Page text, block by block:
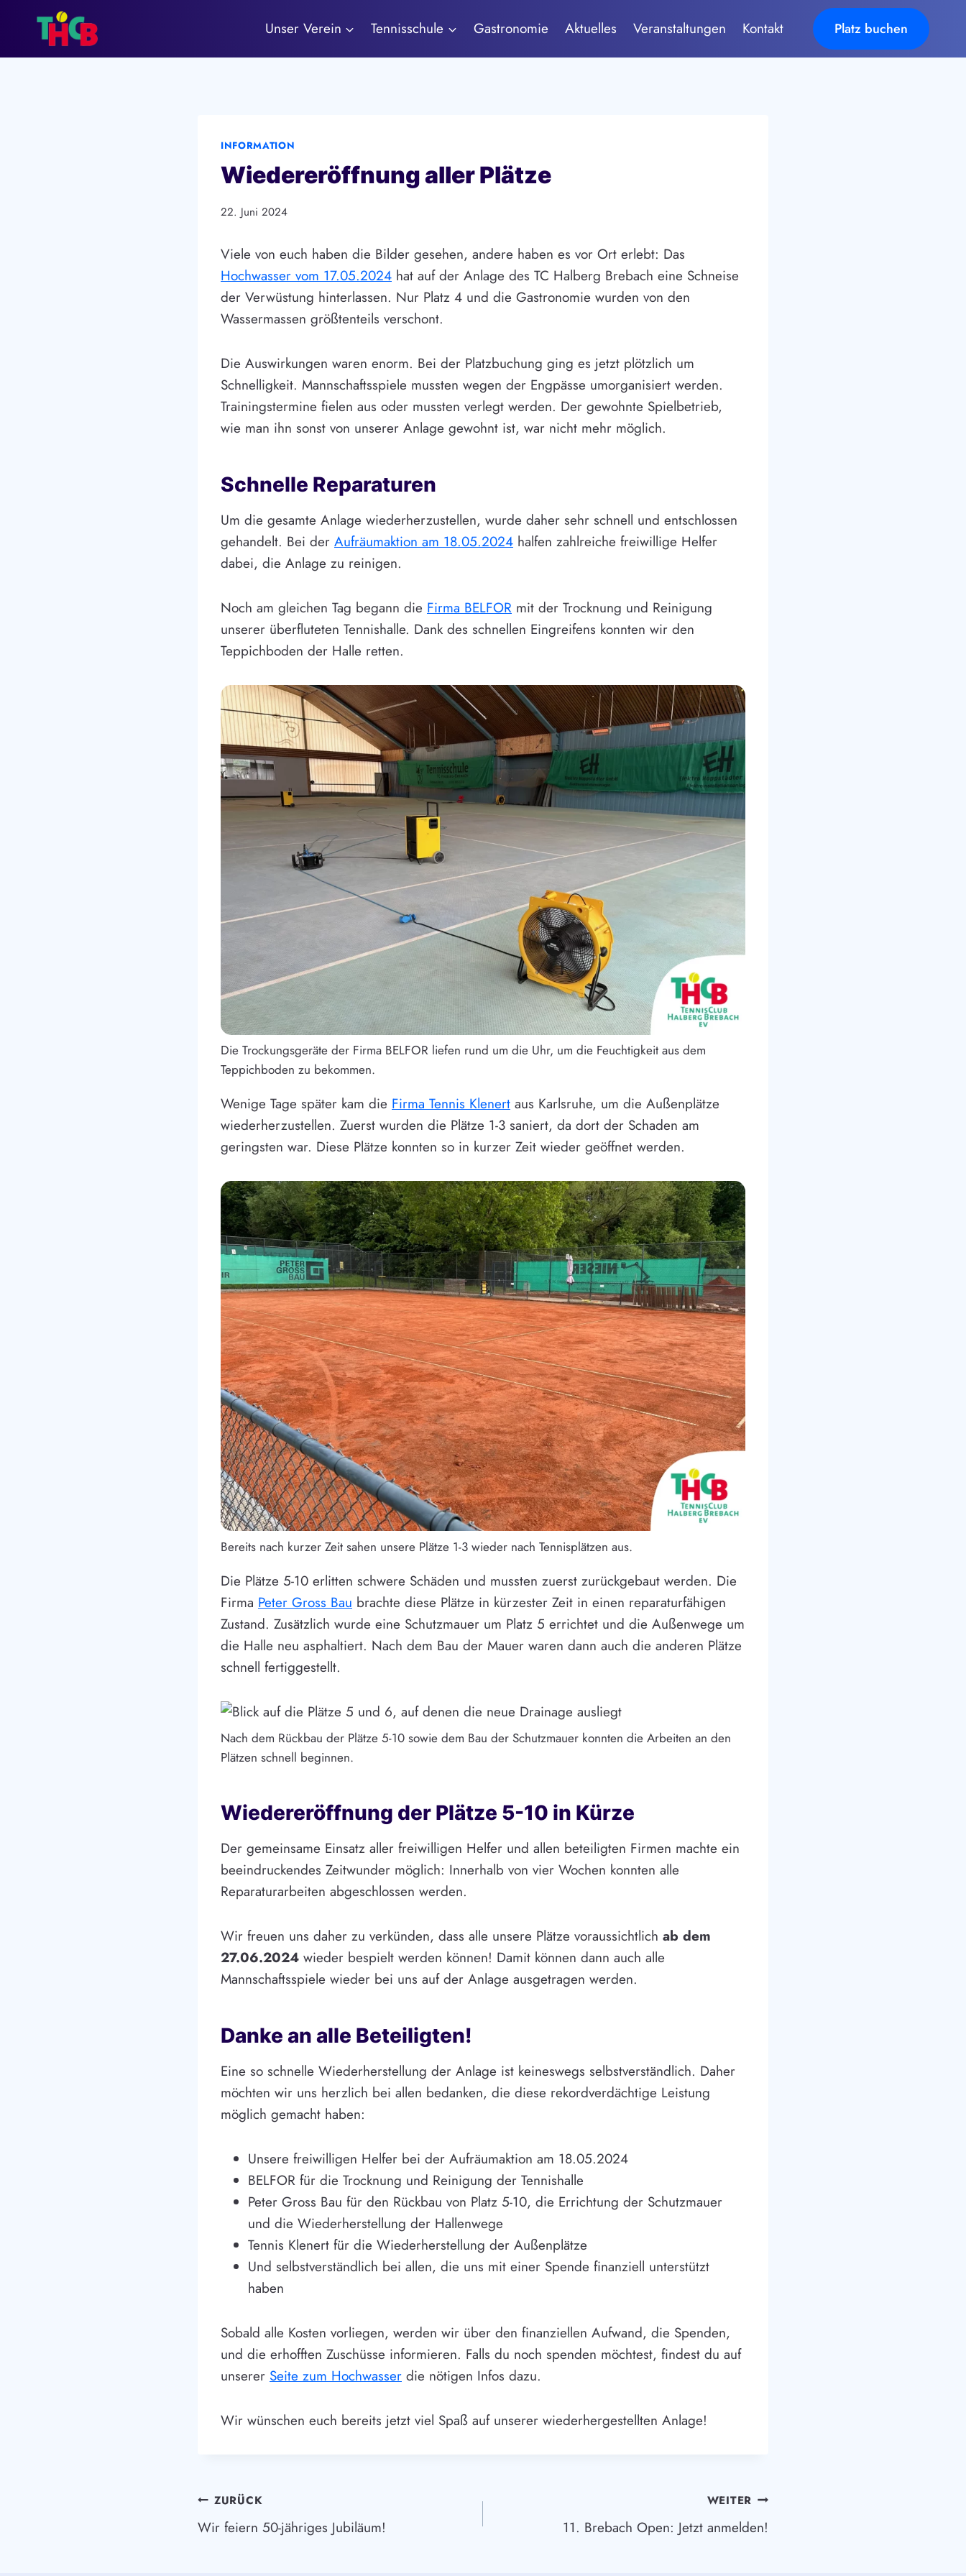
springen
Unser Verein Tennisschule Gastronomie Aktuelles Veranstaltungen Kontakt Platz buchen
INFORMATION
Wiedereröffnung aller Plätze
22. Juni 2024
Viele von euch haben die Bilder gesehen, andere haben es vor Ort erlebt: Das
Hochwasser vom 17.05.2024 hat auf der Anlage des TC Halberg Brebach eine Schneise
der Verwüstung hinterlassen. Nur Platz 4 und die Gastronomie wurden von den
Wassermassen größtenteils verschont.
Die Auswirkungen waren enorm. Bei der Platzbuchung ging es jetzt plötzlich um
Schnelligkeit. Mannschaftsspiele mussten wegen der Engpässe umorganisiert werden.
Trainingstermine fielen aus oder mussten verlegt werden. Der gewohnte Spielbetrieb,
wie man ihn sonst von unserer Anlage gewohnt ist, war nicht mehr möglich.
Schnelle Reparaturen
Um die gesamte Anlage wiederherzustellen, wurde daher sehr schnell und entschlossen
gehandelt. Bei der Aufräumaktion am 18.05.2024 halfen zahlreiche freiwillige Helfer
dabei, die Anlage zu reinigen.
Noch am gleichen Tag begann die Firma BELFOR mit der Trocknung und Reinigung
unserer überfluteten Tennishalle. Dank des schnellen Eingreifens konnten wir den
Teppichboden der Halle retten.
Die Trockungsgeräte der Firma BELFOR liefen rund um die Uhr, um die Feuchtigkeit aus dem
Teppichboden zu bekommen.
Wenige Tage später kam die Firma Tennis Klenert aus Karlsruhe, um die Außenplätze
wiederherzustellen. Zuerst wurden die Plätze 1-3 saniert, da dort der Schaden am
geringsten war. Diese Plätze konnten so in kurzer Zeit wieder geöffnet werden.
Bereits nach kurzer Zeit sahen unsere Plätze 1-3 wieder nach Tennisplätzen aus.
Die Plätze 5-10 erlitten schwere Schäden und mussten zuerst zurückgebaut werden. Die
Firma Peter Gross Bau brachte diese Plätze in kürzester Zeit in einen reparaturfähigen
Zustand. Zusätzlich wurde eine Schutzmauer um Platz 5 errichtet und die Außenwege um
die Halle neu asphaltiert. Nach dem Bau der Mauer waren dann auch die anderen Plätze
schnell fertiggestellt.
Nach dem Rückbau der Plätze 5-10 sowie dem Bau der Schutzmauer konnten die Arbeiten an den
Plätzen schnell beginnen.
Wiedereröffnung der Plätze 5-10 in Kürze
Der gemeinsame Einsatz aller freiwilligen Helfer und allen beteiligten Firmen machte ein
beeindruckendes Zeitwunder möglich: Innerhalb von vier Wochen konnten alle
Reparaturarbeiten abgeschlossen werden.
Wir freuen uns daher zu verkünden, dass alle unsere Plätze voraussichtlich ab dem
27.06.2024 wieder bespielt werden können! Damit können dann auch alle
Mannschaftsspiele wieder bei uns auf der Anlage ausgetragen werden.
Danke an alle Beteiligten!
Eine so schnelle Wiederherstellung der Anlage ist keineswegs selbstverständlich. Daher
möchten wir uns herzlich bei allen bedanken, die diese rekordverdächtige Leistung
möglich gemacht haben:
Unsere freiwilligen Helfer bei der Aufräumaktion am 18.05.2024
BELFOR für die Trocknung und Reinigung der Tennishalle
Peter Gross Bau für den Rückbau von Platz 5-10, die Errichtung der Schutzmauer
und die Wiederherstellung der Hallenwege
Tennis Klenert für die Wiederherstellung der Außenplätze
Und selbstverständlich bei allen, die uns mit einer Spende finanziell unterstützt
haben
Sobald alle Kosten vorliegen, werden wir über den finanziellen Aufwand, die Spenden,
und die erhofften Zuschüsse informieren. Falls du noch spenden möchtest, findest du auf
unserer Seite zum Hochwasser die nötigen Infos dazu.
Wir wünschen euch bereits jetzt viel Spaß auf unserer wiederhergestellten Anlage!
Beitragsnavigation
ZURÜCK
Wir feiern 50-jähriges Jubiläum!
WEITER
11. Brebach Open: Jetzt anmelden!